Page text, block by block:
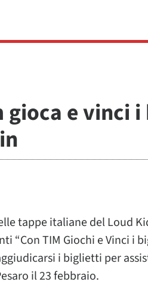
gioca e vinci
tappe italiane del Loud
“Con TIM Giochi e Vinci i
i biglietti per
il 23 febbraio.